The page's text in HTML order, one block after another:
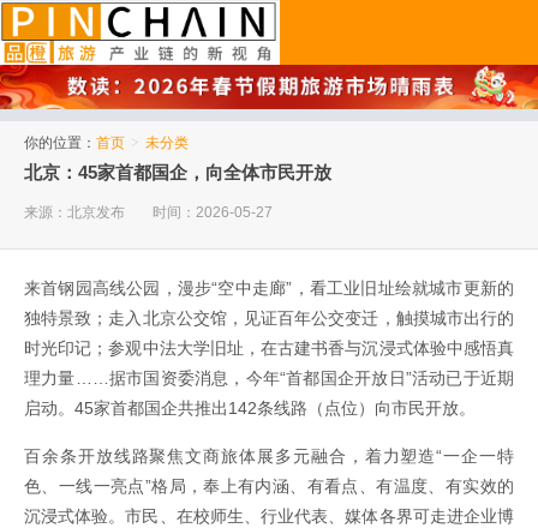
你的位置： 首页 > 未分类
北京：45家首都国企，向全体市民开放
来源：北京发布 时间：2026-05-27
来首钢园高线公园，漫步“空中走廊”，看工业旧址绘就城市更新的
独特景致；走入北京公交馆，见证百年公交变迁，触摸城市出行的
时光印记；参观中法大学旧址，在古建书香与沉浸式体验中感悟真
理力量……据市国资委消息，今年“首都国企开放日”活动已于近期
启动。45家首都国企共推出142条线路（点位）向市民开放。
百余条开放线路聚焦文商旅体展多元融合，着力塑造“一企一特
色、一线一亮点”格局，奉上有内涵、有看点、有温度、有实效的
沉浸式体验。市民、在校师生、行业代表、媒体各界可走进企业博